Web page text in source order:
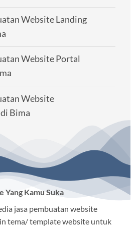
Website Landing
Website Portal
Website
Bima
Yang Kamu Suka
jasa pembuatan website
tema/ template website untuk